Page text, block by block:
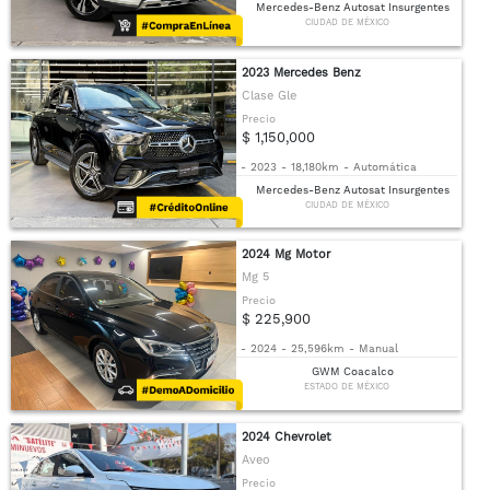
Mercedes-Benz Autosat Insurgentes
CIUDAD DE MÉXICO
2023 Mercedes Benz
Clase Gle
Precio
$ 1,150,000
- 2023 - 18,180km - Automática
Mercedes-Benz Autosat Insurgentes
CIUDAD DE MÉXICO
2024 Mg Motor
Mg 5
Precio
$ 225,900
- 2024 - 25,596km - Manual
GWM Coacalco
ESTADO DE MÉXICO
2024 Chevrolet
Aveo
Precio